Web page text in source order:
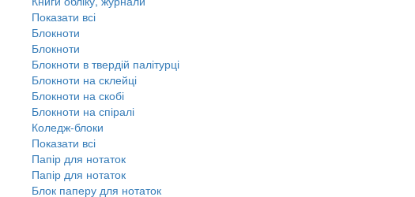
Показати всі
Блокноти
Блокноти
Блокноти в твердій палітурці
Блокноти на склейці
Блокноти на скобі
Блокноти на спіралі
Коледж-блоки
Показати всі
Папір для нотаток
Папір для нотаток
Блок паперу для нотаток